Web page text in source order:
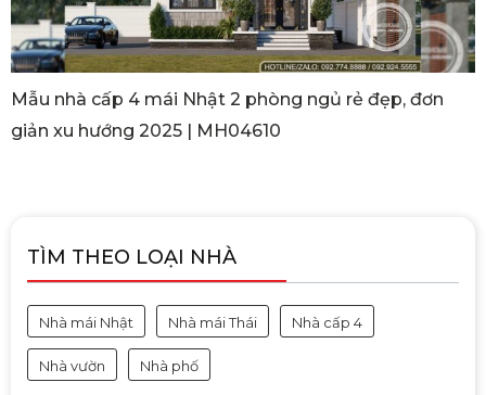
Mẫu nhà cấp 4 mái Nhật 2 phòng ngủ rẻ đẹp, đơn
giản xu hướng 2025 | MH04610
TÌM THEO LOẠI NHÀ
Nhà mái Nhật Nhà mái Thái Nhà cấp 4
Nhà vườn Nhà phố